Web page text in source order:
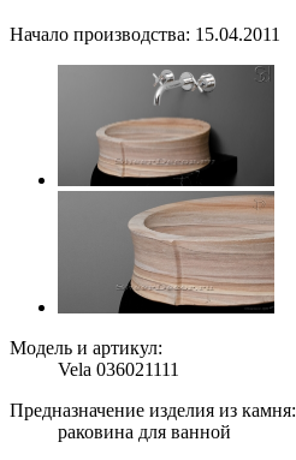
Начало производства: 15.04.2011
Модель и артикул:
Vela 036021111
Предназначение изделия из камня:
раковина для ванной